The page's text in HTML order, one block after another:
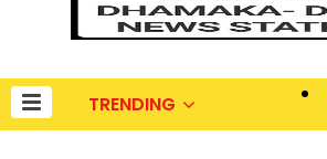
TRENDING